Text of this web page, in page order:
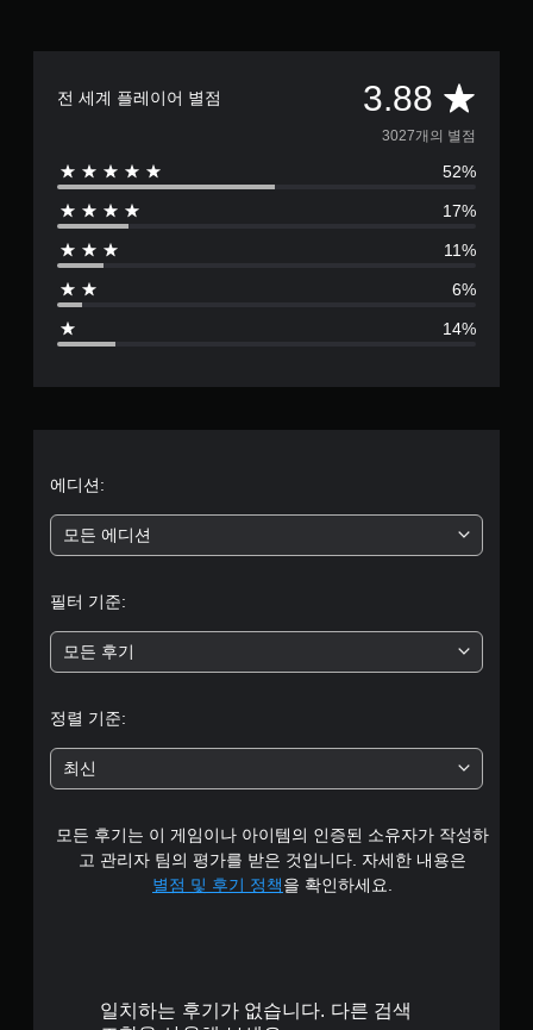
전 세계 플레이어 별점 3.88 총
3
0
2
별
터
개
별
평
균
3
3027개의 별점
52%
17%
11%
6%
14%
에디션:
모든 에디션
필터 기준:
모든 후기
정렬 기준:
최신
모든 후기는 이 게임이나 아이템의 인증된 소유자가 작성하
고 관리자 팀의 평가를 받은 것입니다. 자세한 내용은
별점 및 후기 정책을 확인하세요.
일치하는 후기가 없습니다. 다른 검색